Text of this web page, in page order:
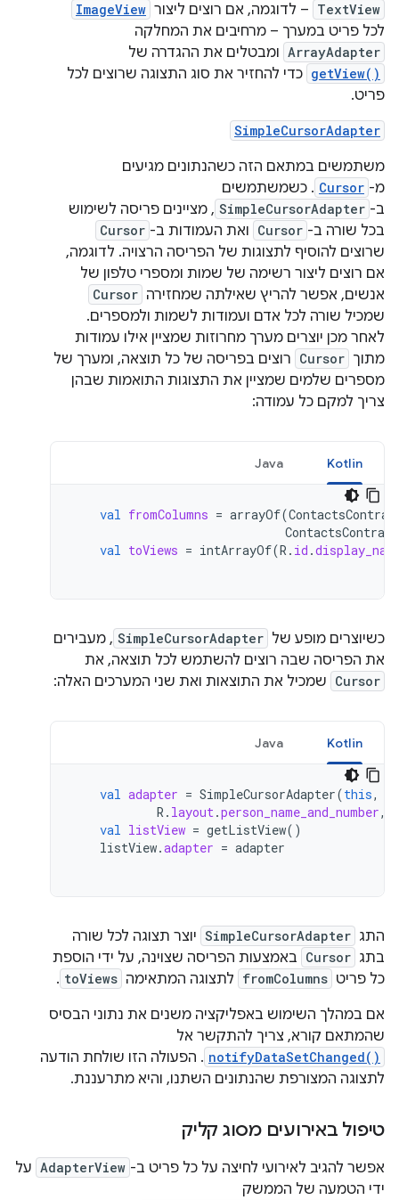
TextView – לדוגמה, אם רוצים ליצור ImageView
לכל פריט במערך – מרחיבים את המחלקה
ArrayAdapter ומבטלים את ההגדרה של
getView() כדי להחזיר את סוג התצוגה שרוצים לכל
פריט.
SimpleCursorAdapter
משתמשים במתאם הזה כשהנתונים מגיעים
מ- Cursor . כשמשתמשים
ב- SimpleCursorAdapter , מציינים פריסה לשימוש
בכל שורה ב- Cursor ואת העמודות ב- Cursor
שרוצים להוסיף לתצוגות של הפריסה הרצויה. לדוגמה,
אם רוצים ליצור רשימה של שמות ומספרי טלפון של
אנשים, אפשר להריץ שאילתה שמחזירה Cursor
שמכיל שורה לכל אדם ועמודות לשמות ולמספרים.
לאחר מכן יוצרים מערך מחרוזות שמציין אילו עמודות
מתוך Cursor רוצים בפריסה של כל תוצאה, ומערך של
מספרים שלמים שמציין את התצוגות התואמות שבהן
צריך למקם כל עמודה:
Kotlin
Java
val fromColumns = arrayOf(
ContactsContract
val toViews = intArrayOf(R . id .
כשיוצרים מופע של SimpleCursorAdapter , מעבירים
את הפריסה שבה רוצים להשתמש לכל תוצאה, את
Cursor שמכיל את התוצאות ואת שני המערכים האלה:
Kotlin
Java
val adapter = SimpleCursorAdapter(this,
R . layout.person_name_and_number,
val listView = getListView()
listView.adapter = adapter
התג SimpleCursorAdapter יוצר תצוגה לכל שורה
בתג Cursor באמצעות הפריסה שצוינה, על ידי הוספת
כל פריט fromColumns לתצוגה המתאימה toViews
.
אם במהלך השימוש באפליקציה משנים את נתוני הבסיס
שהמתאם קורא, צריך להתקשר אל
notifyDataSetChanged() . הפעולה הזו שולחת הודעה
לתצוגה המצורפת שהנתונים השתנו, והיא מתרעננת.
טיפול באירועים מסוג קליק
אפשר להגיב לאירועי לחיצה על כל פריט ב- AdapterView על
ידי הטמעה של הממשק